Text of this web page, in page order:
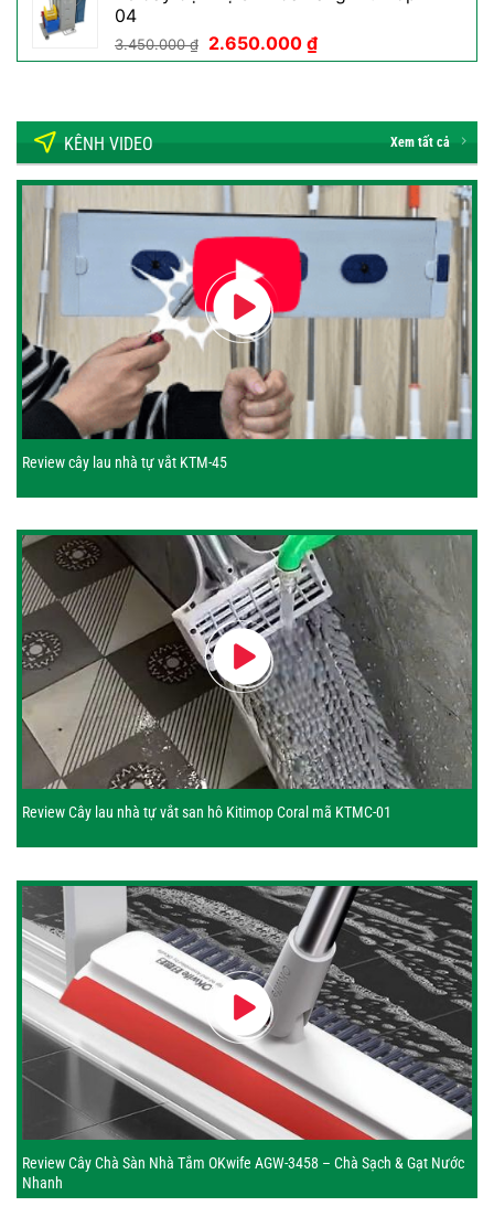
189.000 ₫.
04
3.450.000₫
Giá
gốc
2.650.000 ₫Giá
hiện
2.650.000 ₫.
KÊNH VIDEO Xem tất cả
Review cây lau nhà tự vắt KTM-45
Review Cây lau nhà tự vắt san hô Kitimop Coral mã KTMC-01
Review Cây Chà Sàn Nhà Tắm OKwife AGW-3458 – Chà Sạch & Gạt Nước
Nhanh